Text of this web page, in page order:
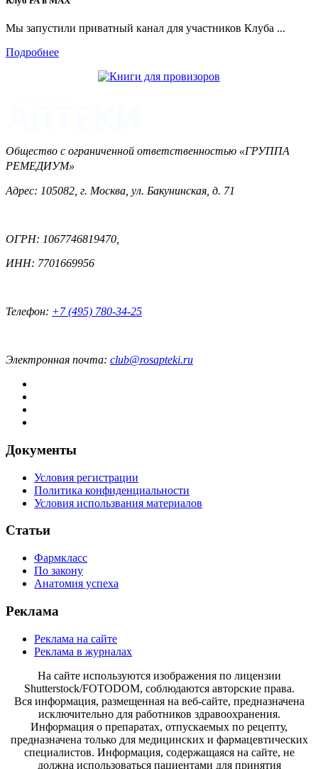
Мы запустили приватный канал для участников Клуба ...
Подробнее
Общество с ограниченной ответственностью «ГРУППА
РЕМЕДИУМ»
Адрес: 105082, г. Москва, ул. Бакунинская, д. 71
ОГРН: 1067746819470,
ИНН: 7701669956
Телефон: +7 (495) 780-34-25
Электронная почта: club@rosapteki.ru
Документы
Условия регистрации
Политика конфиденциальности
Условия использвания материалов
Статьи
Фармкласс
По закону
Анатомия успеха
Реклама
Реклама на сайте
Реклама в журналах
На сайте используются изображения по лицензии
Shutterstock/FOTODOM, соблюдаются авторские права.
Вся информация, размещенная на веб-сайте, предназначена
исключительно для работников здравоохранения.
Информация о препаратах, отпускаемых по рецепту,
предназначена только для медицинских и фармацевтических
специалистов. Информация, содержащаяся на сайте, не
должна использоваться пациентами для принятия